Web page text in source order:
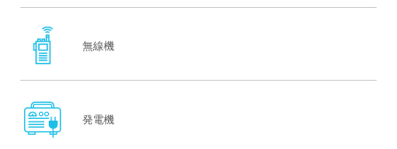
無線機
発電機